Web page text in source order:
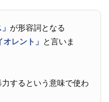
が形容詞となる
オレント」 と言いま
するという意味で使わ